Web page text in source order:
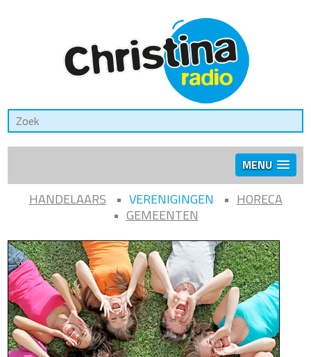
MENU
HANDELAARS VERENIGINGEN
HORECA
GEMEENTEN